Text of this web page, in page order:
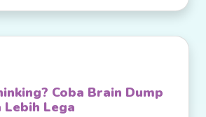
Coba Brain Dump
Lega